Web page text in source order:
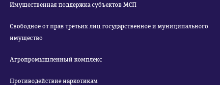
Имущественная поддержка субъектов МСП
Свободное от прав третьих лиц государственное и муниципального
имущество
Агропромышленный комплекс
Противодействие наркотикам